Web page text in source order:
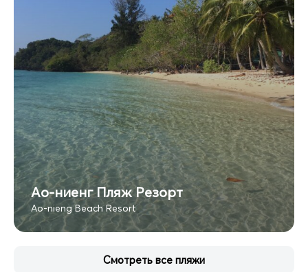
Ао-ниенг Пляж Резорт
Ao-nieng Beach Resort
Смотреть все пляжи